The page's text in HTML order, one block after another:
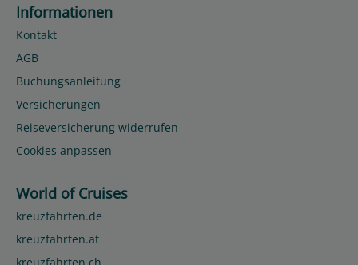
Informationen
Kontakt
AGB
Buchungsanleitung
Versicherungen
Reiseversicherung widerrufen
Cookies anpassen
World of Cruises
kreuzfahrten.de
kreuzfahrten.at